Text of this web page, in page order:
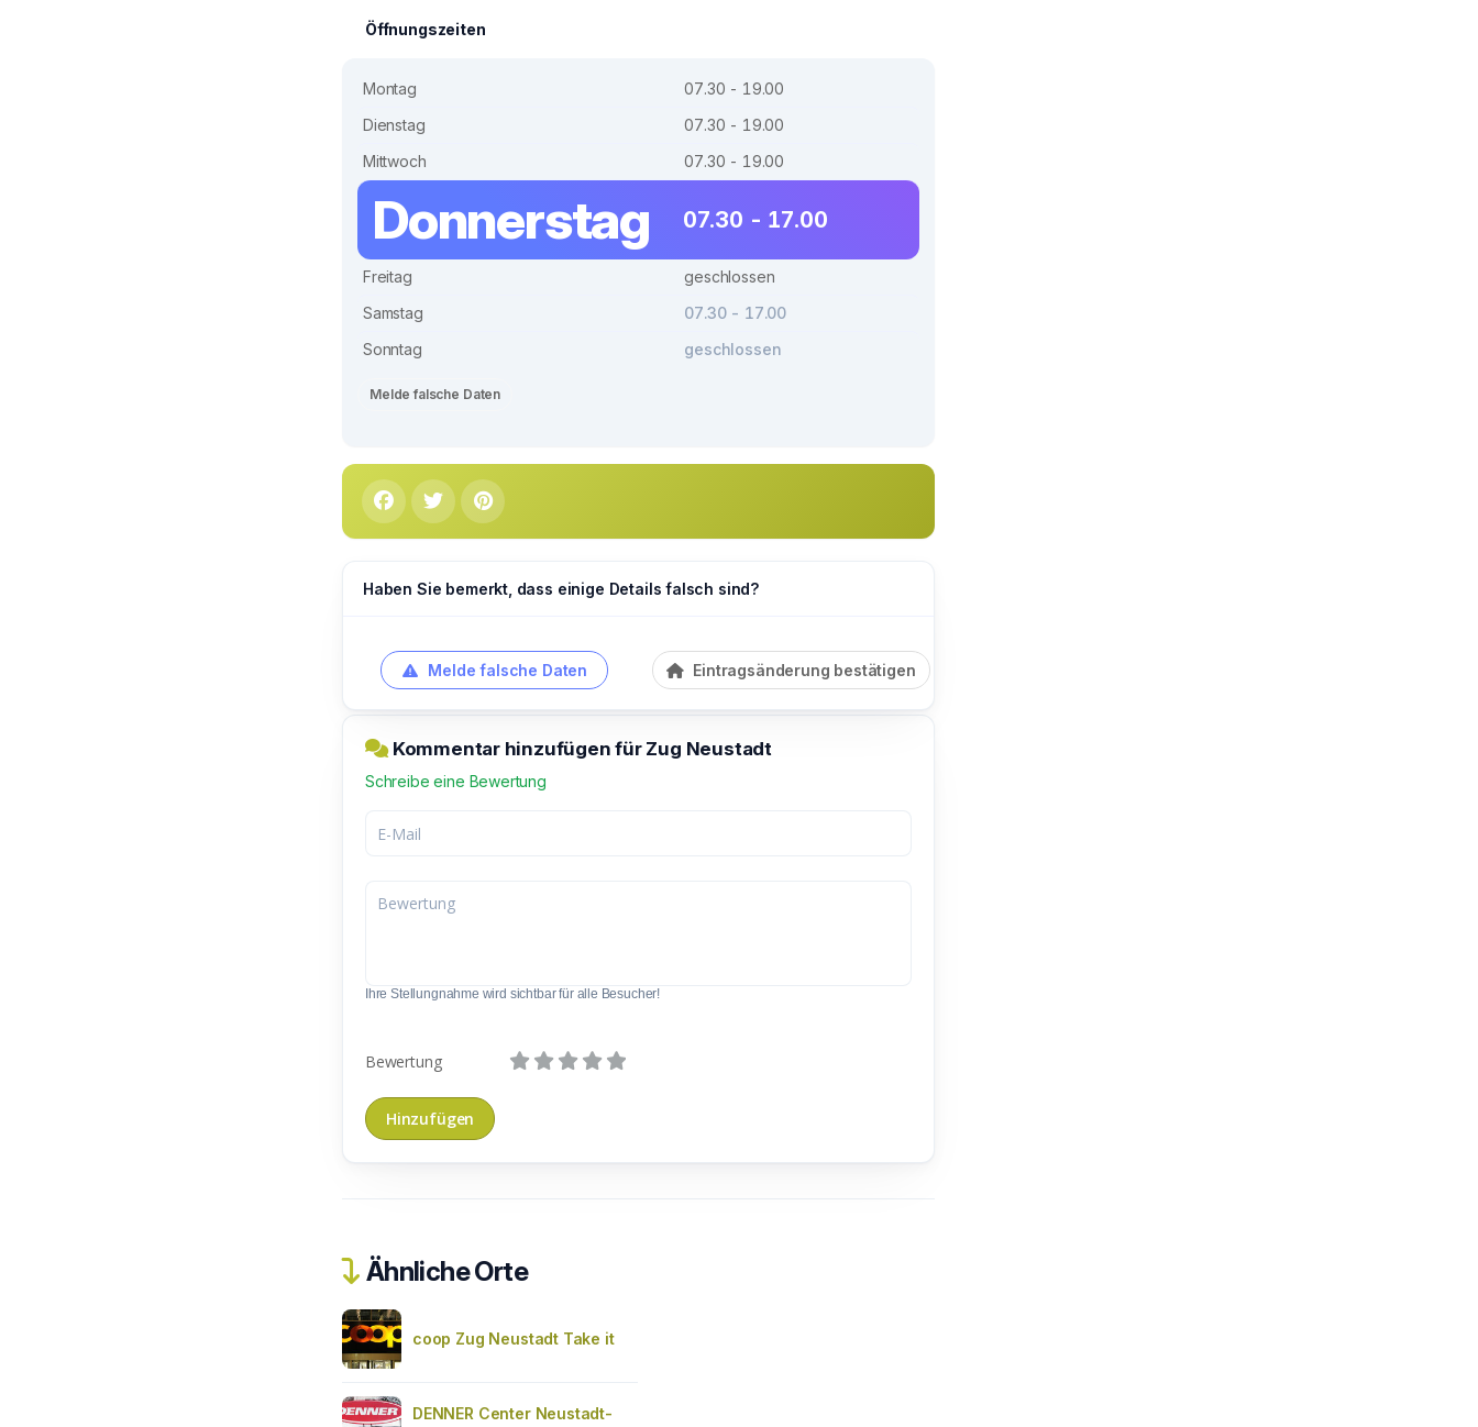
Öffnungszeiten
Montag
07.30 - 19.00
Dienstag
07.30 - 19.00
Mittwoch
07.30 - 19.00
Donnerstag 07.30 - 17.00
Freitag
geschlossen
Samstag
07.30 - 17.00
Sonntag
geschlossen
Melde falsche Daten
Haben Sie bemerkt, dass einige Details falsch sind?
Melde falsche Daten Eintragsänderung bestätigen
Kommentar hinzufügen für Zug Neustadt
Schreibe eine Bewertung
Ihre Stellungnahme wird sichtbar für alle Besucher!
Bewertung
Ähnliche Orte
coop Zug Neustadt Take it
DENNER Center Neustadt-